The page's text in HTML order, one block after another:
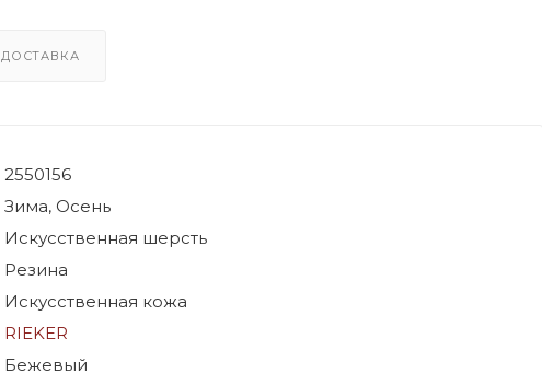
ДОСТАВКА
2550156
Зима, Осень
Искусственная шерсть
Резина
Искусственная кожа
RIEKER
Бежевый